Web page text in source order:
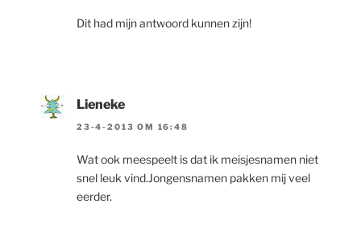
Dit had mijn antwoord kunnen zijn!
Lieneke
23-4-2013 OM 16:48
Wat ook meespeelt is dat ik meisjesnamen niet
snel leuk vind.Jongensnamen pakken mij veel
eerder.